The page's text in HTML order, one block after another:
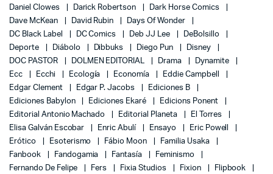
Daniel Clowes
Darick Robertson
Dark Horse Comics
Dave McKean
David Rubin
Days Of Wonder
DC Black Label
DC Comics Deb JJ Lee
DeBolsillo
Deporte
Diábolo Dibbuks Diego Pun
Disney
DOC PASTOR
DOLMEN EDITORIAL Drama
Dynamite
Ecc
Ecchi Ecología Economía
Eddie Campbell
Edgar Clement
Edgar P. Jacobs
Ediciones B
Ediciones Babylon
Ediciones Ekaré
Edicions Ponent
Editorial Antonio Machado
Editorial Planeta
El Torres
Elisa Galván Escobar
Enric Abulí Ensayo
Eric Powell
Erótico
Esoterismo Fábio Moon
Familia Usaka
Fanbook
Fandogamia Fantasía
Feminismo
Fernando De Felipe
Fers Fixia Studios Fixion
Flipbook